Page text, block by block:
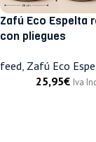
Zafú Eco Espelta
con pliegues
feed, Zafú Eco
25,95€ Iva